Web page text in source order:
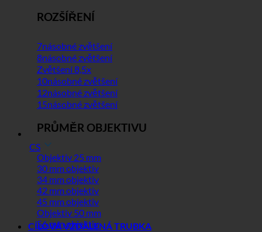
CS
ROZŠÍŘENÍ
7násobné zvětšení
8násobné zvětšení
Zvětšení 8,5x
10násobné zvětšení
12násobné zvětšení
15násobné zvětšení
PRŮMĚR OBJEKTIVU
Objektiv 25 mm
30 mm objektiv
34 mm objektiv
42 mm objektiv
45 mm objektiv
Objektiv 50 mm
56 mm objektiv
CÍLOVÁ VZDÁLENÁ TRUBKA